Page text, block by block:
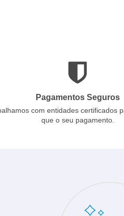
Pagamentos Seguros
com entidades certificados
que o seu pagamento.